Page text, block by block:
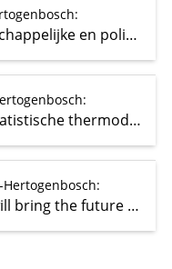
:
Het IPCC over CO2: de wetenschappelijke en politieke stand van zaken over klimaatverandering
:
Het Boltzmann genoom: de statistische thermodynamica achter genetische regulatie
:
Affordable medicines: What will bring the future in bioprocessing!